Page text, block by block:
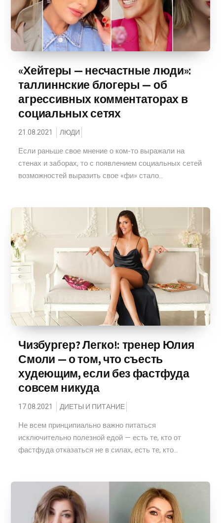
«Хейтеры — несчастные люди»:
таллиннские блогеры — об
агрессивных комментаторах в
социальных сетях
21.08.2021 ЛЮДИ
Если раньше свое мнение о ком-то выражали на
стенах и заборах, то с появлением социальных сетей
возможностей выразить свое «фи» стало...
Чизбургер? Легко!: тренер Юлия
Смоли — о том, что съесть
худеющим, если без фастфуда
совсем никуда
17.08.2021 ДИЕТЫ И ПИТАНИЕ
Не всем принципиально важно питаться
исключительно полезной едой — есть те, кто от
фастфуда отказаться не в силах, есть те, кто...